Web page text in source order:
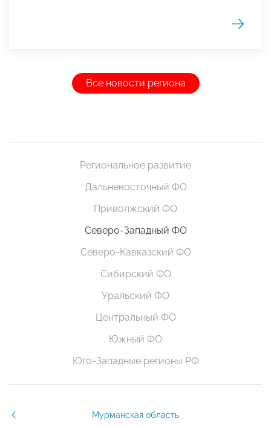
Все новости региона
Региональное развитие
Дальневосточный ФО
Приволжский ФО
Северо-Западный ФО
Северо-Кавказский ФО
Сибирский ФО
Уральский ФО
Центральный ФО
Южный ФО
Юго-Западные регионы РФ
Мурманская область